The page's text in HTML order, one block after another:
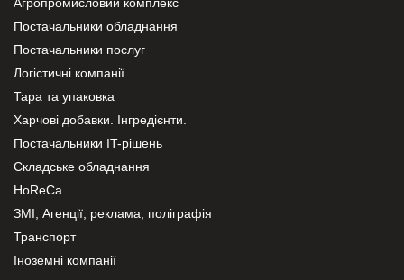
Постачальники обладнання
Постачальники послуг
Логістичні компанії
Тара та упаковка
Харчові добавки. Інгредієнти.
Постачальники IT-рішень
Складське обладнання
HoReCa
ЗМІ, Агенції, реклама, поліграфія
Транспорт
Іноземні компанії